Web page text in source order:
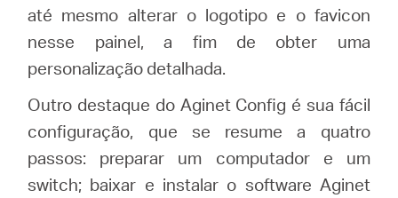
até mesmo alterar o logotipo e o favicon
nesse painel, a fim de obter uma
personalização detalhada.
Outro destaque do Aginet Config é sua fácil
configuração, que se resume a quatro
passos: preparar um computador e um
switch; baixar e instalar o software Aginet